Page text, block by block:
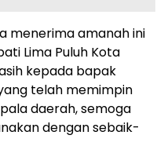
menerima amanah ini
Lima Puluh Kota
kepada bapak
telah memimpin
daerah, semoga
dengan sebaik-